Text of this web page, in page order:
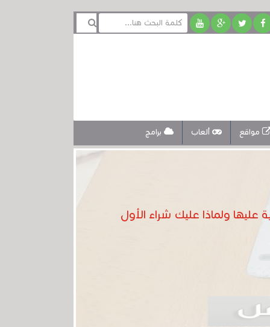
مواقع ألعاب برامج
عليها ولماذا عليك شراء الأول